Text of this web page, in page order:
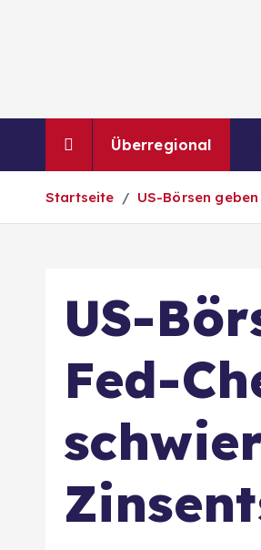
Überregional
Startseite US-Börsen
US-
Fed-